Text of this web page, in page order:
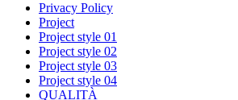
Privacy Policy
Project
Project style 01
Project style 02
Project style 03
Project style 04
QUALITÀ